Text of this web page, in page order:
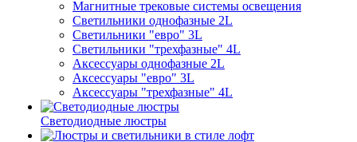
Магнитные трековые системы освещения
Светильники однофазные 2L
Светильники "евро" 3L
Светильники "трехфазные" 4L
Аксессуары однофазные 2L
Аксессуары "евро" 3L
Аксессуары "трехфазные" 4L
Светодиодные люстры